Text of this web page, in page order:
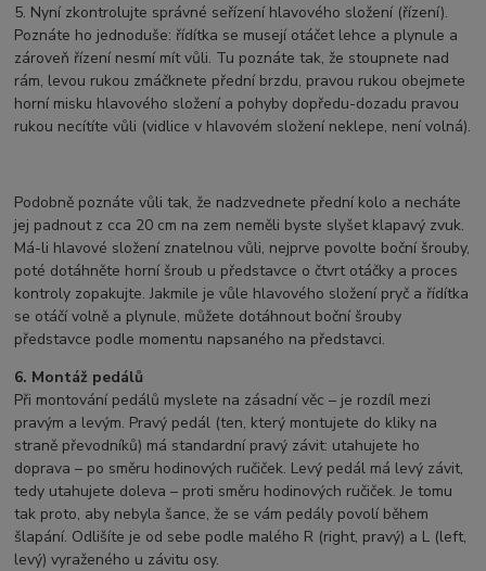
5. Nyní zkontrolujte správné seřízení hlavového složení (řízení).
Poznáte ho jednoduše: řídítka se musejí otáčet lehce a plynule a
zároveň řízení nesmí mít vůli. Tu poznáte tak, že stoupnete nad
rám, levou rukou zmáčknete přední brzdu, pravou rukou obejmete
horní misku hlavového složení a pohyby dopředu-dozadu pravou
rukou necítíte vůli (vidlice v hlavovém složení neklepe, není volná).
Podobně poznáte vůli tak, že nadzvednete přední kolo a necháte
jej padnout z cca 20 cm na zem neměli byste slyšet klapavý zvuk.
Má-li hlavové složení znatelnou vůli, nejprve povolte boční šrouby,
poté dotáhněte horní šroub u představce o čtvrt otáčky a proces
kontroly zopakujte. Jakmile je vůle hlavového složení pryč a řídítka
se otáčí volně a plynule, můžete dotáhnout boční šrouby
představce podle momentu napsaného na představci.
6. Montáž pedálů
Při montování pedálů myslete na zásadní věc – je rozdíl mezi
pravým a levým. Pravý pedál (ten, který montujete do kliky na
straně převodníků) má standardní pravý závit: utahujete ho
doprava – po směru hodinových ručiček. Levý pedál má levý závit,
tedy utahujete doleva – proti směru hodinových ručiček. Je tomu
tak proto, aby nebyla šance, že se vám pedály povolí během
šlapání. Odlišíte je od sebe podle malého R (right, pravý) a L (left,
levý) vyraženého u závitu osy.